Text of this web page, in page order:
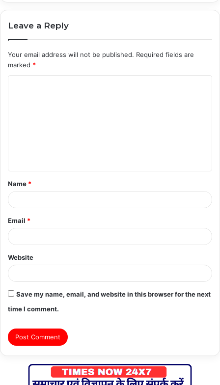
Leave a Reply
Your email address will not be published. Required fields are
marked *
t
*
Name *
Email *
Website
Save my name, email, and website in this browser for the next
time I comment.